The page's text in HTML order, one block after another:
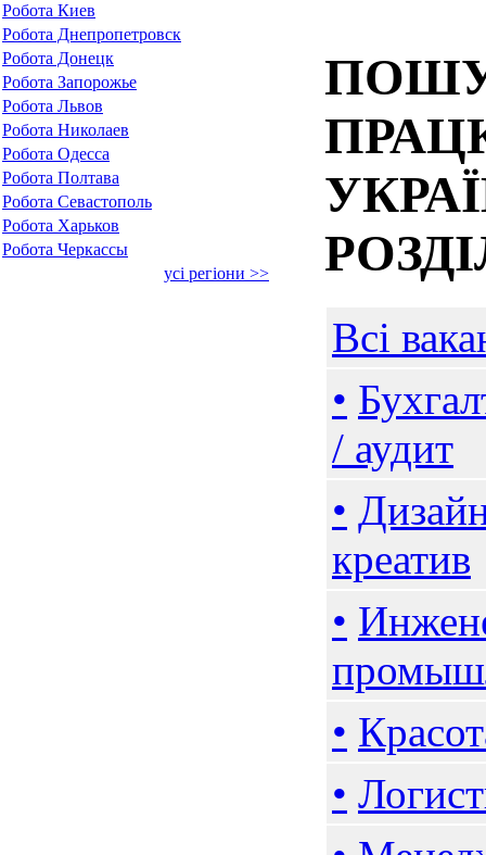
Робота Киев
Робота Днепропетровск
Робота Донецк
Робота Запорожье
Робота Львов
Робота Николаев
Робота Одесса
Робота Полтава
Робота Севастополь
Робота Харьков
Робота Черкассы
усі регіони >>
Всі
•
/ аудит
•
креатив
•
•
•